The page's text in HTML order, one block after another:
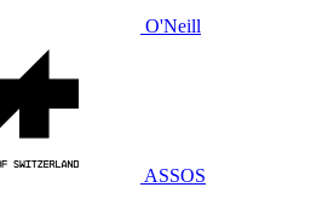
O'Neill
ASSOS